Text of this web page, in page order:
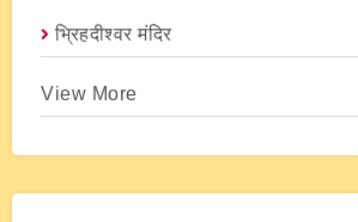
भ्रिहदीश्वर मंदिर
View More